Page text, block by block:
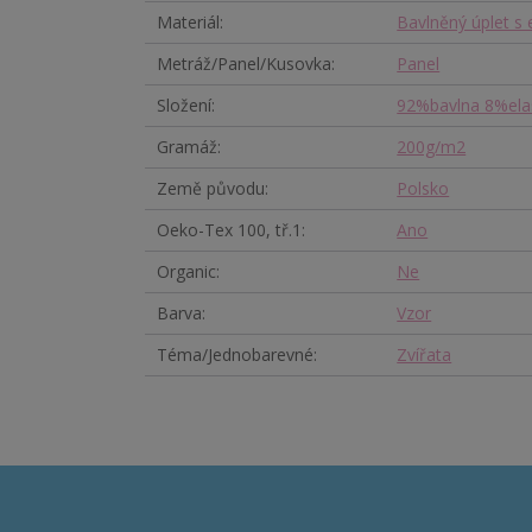
Materiál
Bavlněný úplet s
Metráž/Panel/Kusovka
Panel
Složení
92%bavlna
Gramáž
200g/m2
Země původu
Polsko
Oeko-Tex 100, tř.1
Ano
Organic
Ne
Barva
Vzor
Téma/Jednobarevné
Zvířata